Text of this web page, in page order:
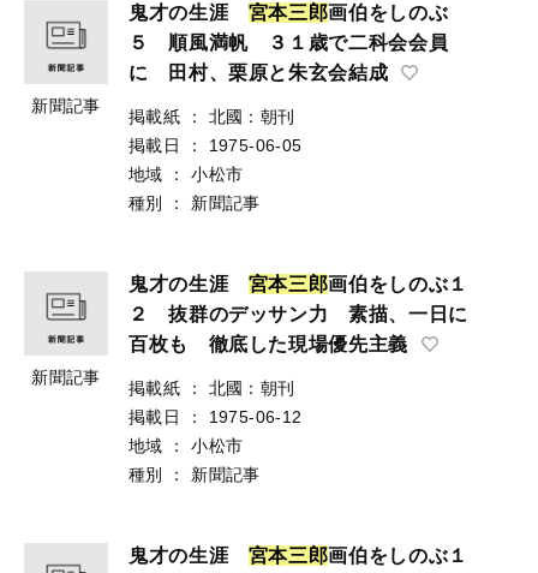
新聞記事
鬼才の生涯 宮本三 郎画伯をしのぶ
５ 順風満帆 ３１歳で二科会会員
に 田村、栗原と朱玄会結成
掲載紙 ：
北國：朝刊
掲載日
：
1975-06-05
地域
：
小松市
種別
： 新聞記事
新聞記事
鬼才の生涯 宮本三 郎画伯をしのぶ１
２ 抜群のデッサン力 素描、一日に
百枚も 徹底した現場優先主義
掲載紙 ：
北國：朝刊
掲載日
：
1975-06-12
地域
：
小松市
種別
： 新聞記事
鬼才の生涯 宮本三 郎画伯をしのぶ１